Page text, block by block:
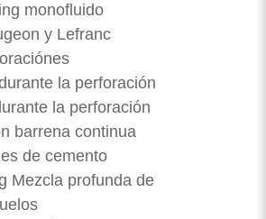
monofluido
y Lefranc
la perforación
la perforación
barrena continua
de cemento
Mezcla profunda de